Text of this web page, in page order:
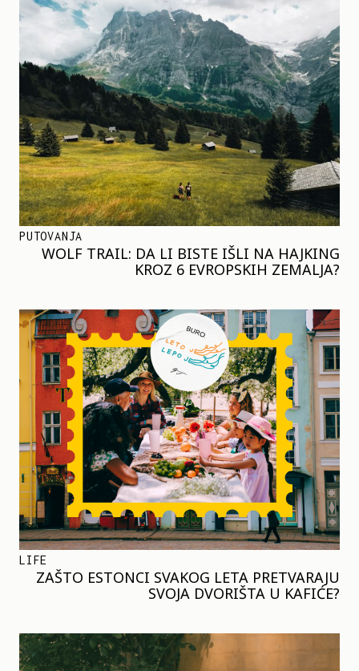
PUTOVANJA
WOLF TRAIL: DA LI BISTE IŠLI NA HAJKING
KROZ 6 EVROPSKIH ZEMALJA?
LIFE
ZAŠTO ESTONCI SVAKOG LETA PRETVARAJU
SVOJA DVORIŠTA U KAFIĆE?